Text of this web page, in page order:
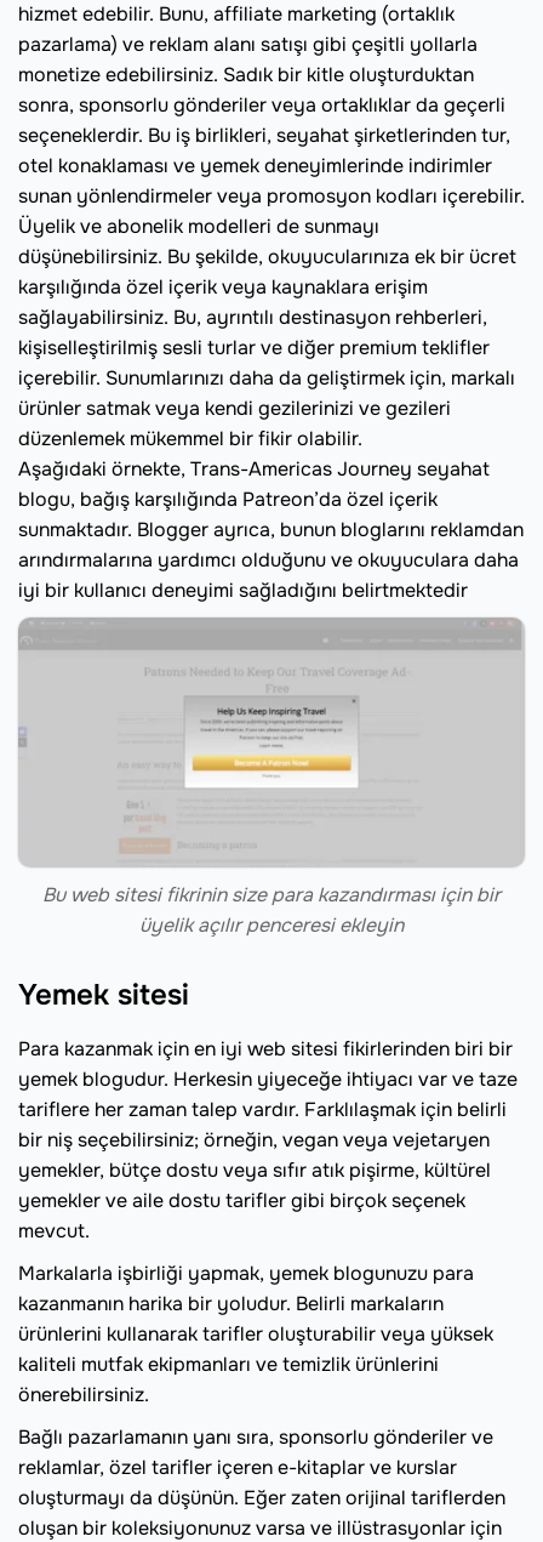
hizmet edebilir. Bunu, affiliate marketing (ortaklık
pazarlama) ve reklam alanı satışı gibi çeşitli yollarla
monetize edebilirsiniz. Sadık bir kitle oluşturduktan
sonra, sponsorlu gönderiler veya ortaklıklar da geçerli
seçeneklerdir. Bu iş birlikleri, seyahat şirketlerinden tur,
otel konaklaması ve yemek deneyimlerinde indirimler
sunan yönlendirmeler veya promosyon kodları içerebilir.
Üyelik ve abonelik modelleri de sunmayı
düşünebilirsiniz. Bu şekilde, okuyucularınıza ek bir ücret
karşılığında özel içerik veya kaynaklara erişim
sağlayabilirsiniz. Bu, ayrıntılı destinasyon rehberleri,
kişiselleştirilmiş sesli turlar ve diğer premium teklifler
içerebilir. Sunumlarınızı daha da geliştirmek için, markalı
ürünler satmak veya kendi gezilerinizi ve gezileri
düzenlemek mükemmel bir fikir olabilir.
Aşağıdaki örnekte, Trans-Americas Journey seyahat
blogu, bağış karşılığında Patreon’da özel içerik
sunmaktadır. Blogger ayrıca, bunun bloglarını reklamdan
arındırmalarına yardımcı olduğunu ve okuyuculara daha
iyi bir kullanıcı deneyimi sağladığını belirtmektedir
Bu web sitesi fikrinin size para kazandırması için bir
üyelik açılır penceresi ekleyin
Yemek sitesi
Para kazanmak için en iyi web sitesi fikirlerinden biri bir
yemek blogudur. Herkesin yiyeceğe ihtiyacı var ve taze
tariflere her zaman talep vardır. Farklılaşmak için belirli
bir niş seçebilirsiniz; örneğin, vegan veya vejetaryen
yemekler, bütçe dostu veya sıfır atık pişirme, kültürel
yemekler ve aile dostu tarifler gibi birçok seçenek
mevcut.
Markalarla işbirliği yapmak, yemek blogunuzu para
kazanmanın harika bir yoludur. Belirli markaların
ürünlerini kullanarak tarifler oluşturabilir veya yüksek
kaliteli mutfak ekipmanları ve temizlik ürünlerini
önerebilirsiniz.
Bağlı pazarlamanın yanı sıra, sponsorlu gönderiler ve
reklamlar, özel tarifler içeren e-kitaplar ve kurslar
oluşturmayı da düşünün. Eğer zaten orijinal tariflerden
oluşan bir koleksiyonunuz varsa ve illüstrasyonlar için